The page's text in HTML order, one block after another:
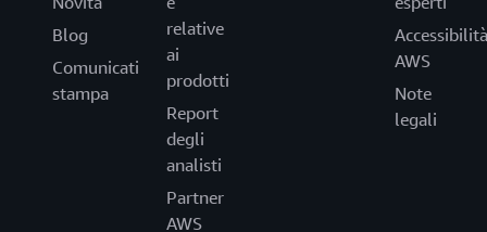
Blog
Comunicati
stampa
relative
ai
prodotti
Report
degli
analisti
Partner
AWS
Accessibilità
AWS
Note
legali